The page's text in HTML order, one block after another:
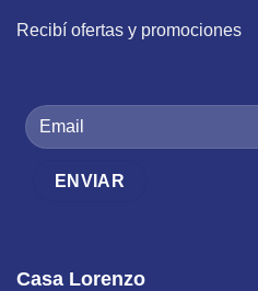
Recibí ofertas y promociones
Casa Lorenzo